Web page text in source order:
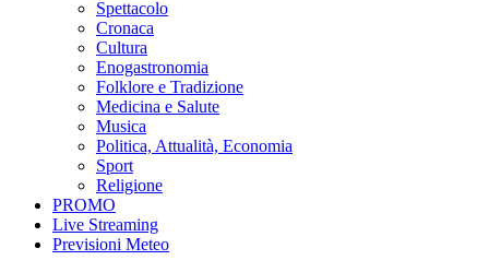
Spettacolo
Cronaca
Cultura
Enogastronomia
Folklore e Tradizione
Medicina e Salute
Musica
Politica, Attualità, Economia
Sport
Religione
PROMO
Live Streaming
Previsioni Meteo